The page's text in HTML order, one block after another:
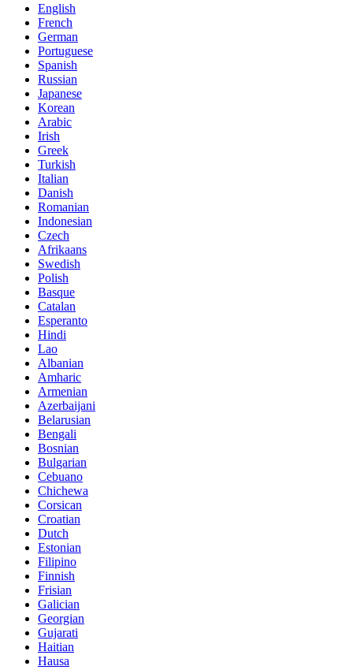
English
French
German
Portuguese
Spanish
Russian
Japanese
Korean
Arabic
Irish
Greek
Turkish
Italian
Danish
Romanian
Indonesian
Czech
Afrikaans
Swedish
Polish
Basque
Catalan
Esperanto
Hindi
Lao
Albanian
Amharic
Armenian
Azerbaijani
Belarusian
Bengali
Bosnian
Bulgarian
Cebuano
Chichewa
Corsican
Croatian
Dutch
Estonian
Filipino
Finnish
Frisian
Galician
Georgian
Gujarati
Haitian
Hausa